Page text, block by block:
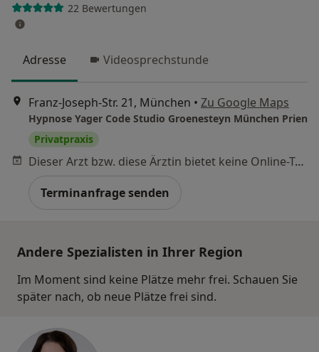
22 Bewertungen
Adresse Videosprechstunde
Franz-Joseph-Str. 21, München • Zu Google Maps
Hypnose Yager Code Studio Groenesteyn München Prien
Privatpraxis
Dieser Arzt bzw. diese Ärztin bietet keine Online-Terminbuchung an diesem Standort an.
Terminanfrage senden
Andere Spezialisten in Ihrer Region
Im Moment sind keine Plätze mehr frei. Schauen Sie
später nach, ob neue Plätze frei sind.